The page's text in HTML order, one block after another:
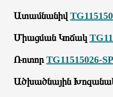
Ատամնանիվ
Միացման Կոճակ
Ռոտոր TG11515026-
Ածխածնային